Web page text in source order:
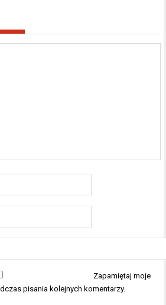
Zapamiętaj moje
pisania kolejnych komentarzy.